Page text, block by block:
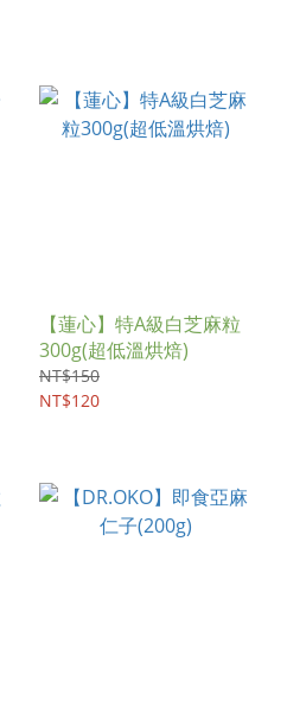
【蓮心】特A級白芝麻粒
300g(超低溫烘焙)
NT$150
NT$120